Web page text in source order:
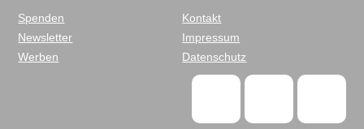
Spenden
Newsletter
Werben
Kontakt
Impressum
Datenschutz